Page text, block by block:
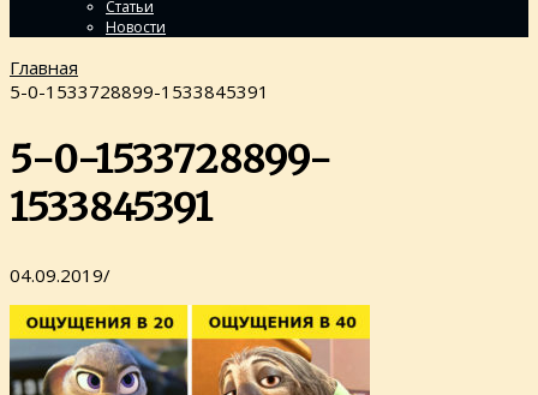
Статьи
Новости
Главная
5-0-1533728899-1533845391
5-0-1533728899-
1533845391
04.09.2019/